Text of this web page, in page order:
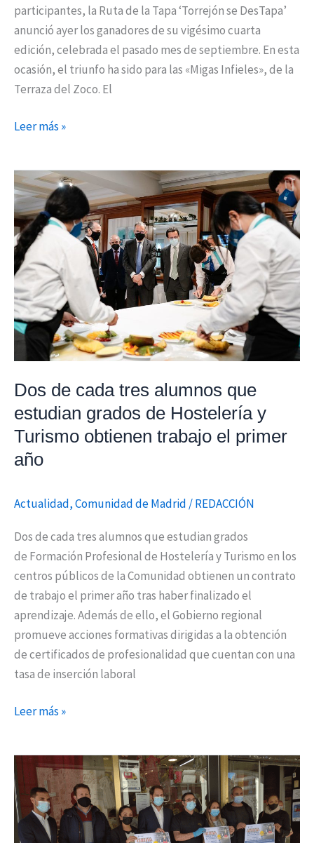
participantes, la Ruta de la Tapa ‘Torrejón se DesTapa’
anunció ayer los ganadores de su vigésimo cuarta
edición, celebrada el pasado mes de septiembre. En esta
ocasión, el triunfo ha sido para las «Migas Infieles», de la
Terraza del Zoco. El
Leer más »
Dos de cada tres alumnos que
estudian grados de Hostelería y
Turismo obtienen trabajo el primer
año
Actualidad,Comunidad de Madrid /REDACCIÓN
Dos de cada tres alumnos que estudian grados
de Formación Profesional de Hostelería y Turismo en los
centros públicos de la Comunidad obtienen un contrato
de trabajo el primer año tras haber finalizado el
aprendizaje. Además de ello, el Gobierno regional
promueve acciones formativas dirigidas a la obtención
de certificados de profesionalidad que cuentan con una
tasa de inserción laboral
Dos
de
cada
tres
alumnos
que
estudian
grados
de
Hostelería
Turismo
obtienen
trabajo
el
Leer más »
Ayudas
municipales
directas
para